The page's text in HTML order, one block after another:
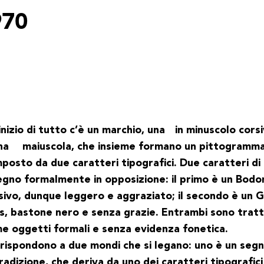
di tutto c’è un marchio, una
in minuscolo
maiuscola, che insieme formano un
da due caratteri tipografici. Due caratteri di
formalmente in opposizione: il primo è un
dunque leggero e aggraziato; il secondo è un
bastone nero e senza grazie. Entrambi sono
oggetti formali e senza evidenza fonetica.
a due mondi che si legano: uno è un